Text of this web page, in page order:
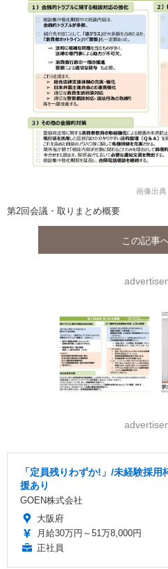
画像出
第2回会議・取りまとめ概要
この記事
「定員残りわずか!」/未経験採
援あり
GOEN株式会社
大阪府
月給30万円～51万8,000円
正社員